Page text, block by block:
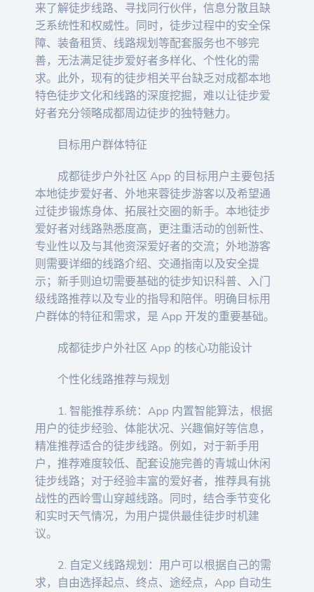
来了解徒步线路、寻找同行伙伴，信息分散且缺
乏系统性和权威性。同时，徒步过程中的安全保
障、装备租赁、线路规划等配套服务也不够完
善，无法满足徒步爱好者多样化、个性化的需
求。此外，现有的徒步相关平台缺乏对成都本地
特色徒步文化和线路的深度挖掘，难以让徒步爱
好者充分领略成都周边徒步的独特魅力。
目标用户群体特征
成都徒步户外社区 App 的目标用户主要包括
本地徒步爱好者、外地来蓉徒步游客以及希望通
过徒步锻炼身体、拓展社交圈的新手。本地徒步
爱好者对线路熟悉度高，更注重活动的创新性、
专业性以及与其他资深爱好者的交流；外地游客
则需要详细的线路介绍、交通指南以及安全提
示；新手则迫切需要基础的徒步知识科普、入门
级线路推荐以及专业的指导和陪伴。明确目标用
户群体的特征和需求，是 App 开发的重要基础。
成都徒步户外社区 App 的核心功能设计
个性化线路推荐与规划
1. 智能推荐系统：App 内置智能算法，根据
用户的徒步经验、体能状况、兴趣偏好等信息，
精准推荐适合的徒步线路。例如，对于新手用
户，推荐难度较低、配套设施完善的青城山休闲
徒步线路；对于经验丰富的爱好者，推荐具有挑
战性的西岭雪山穿越线路。同时，结合季节变化
和实时天气情况，为用户提供最佳徒步时机建
议。
2. 自定义线路规划：用户可以根据自己的需
求，自由选择起点、终点、途经点，App 自动生